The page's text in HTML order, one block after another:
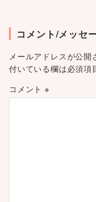
コメント/メッセ
メールアドレスが公開
付いている欄は必須項
コメント ※